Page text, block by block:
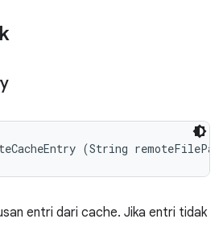
(String
entri dari cache. Jika entri tidak